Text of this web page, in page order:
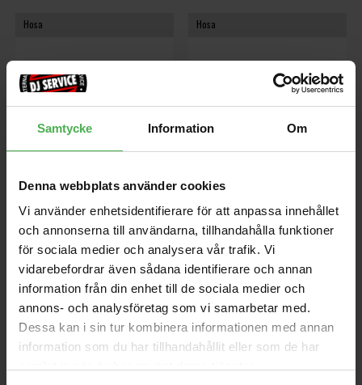
Samtycke Information Om
Denna webbplats använder cookies
Vi använder enhetsidentifierare för att anpassa innehållet
och annonserna till användarna, tillhandahålla funktioner
för sociala medier och analysera vår trafik. Vi
vidarebefordrar även sådana identifierare och annan
information från din enhet till de sociala medier och
annons- och analysföretag som vi samarbetar med.
Dessa kan i sin tur kombinera informationen med annan
information som du har tillhandahållit eller som de har
Hosa
MID-203
Kabel, MIDI, dubbel, 2 x 5-pin
280 kr
store local_shipping
Hosa
MID-204
Kabel, MIDI, dubbel, 2 x 5-pin
DIN till 2 x 5-pin DIN, 4m
310 kr
store local_shipping